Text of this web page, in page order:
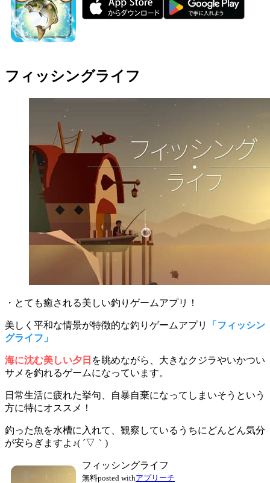
フィッシングライフ
・とても癒される美しい釣りゲームアプリ！
美しく平和な情景が特徴的な釣りゲームアプリ
「フィッシン
グライフ」
海に沈む美しい夕日 を眺めながら、大きなクジラやいかつい
サメを釣れるゲームになっています。
日常生活に疲れた挙句、自暴自棄になってしまいそうという
方に特にオススメ！
釣った魚を水槽に入れて、観察しているうちに どんどん気分
が安らぎますよ♪( ´▽｀)
フィッシングライフ
無料posted withアプリーチ